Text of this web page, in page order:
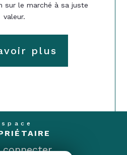
sur le marché à sa juste
valeur.
plus
Espace
connecter